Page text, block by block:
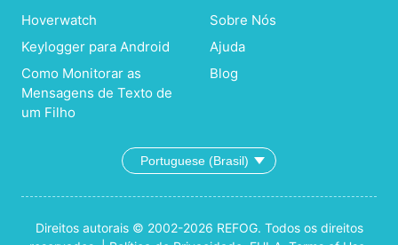
Hoverwatch
Keylogger para Android
Como Monitorar as
Mensagens de Texto de
um Filho
Sobre Nós
Ajuda
Blog
Direitos autorais © 2002-2026 REFOG. Todos os direitos